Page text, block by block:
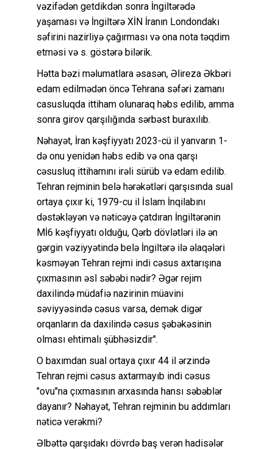
vəzifədən getdikdən sonra İngiltərədə
yaşaması və İngiltərə XİN İranın Londondakı
səfirini nazirliyə çağırması və ona nota təqdim
etməsi və s. göstərə bilərik.
Hətta bəzi məlumatlara əsasən, Əlireza Əkbəri
edam edilmədən öncə Tehrana səfəri zamanı
casusluqda ittiham olunaraq həbs edilib, amma
sonra girov qarşılığında sərbəst buraxılıb.
Nəhayət, İran kəşfiyyatı 2023-cü il yanvarın 1-
də onu yenidən həbs edib və ona qarşı
cəsusluq ittihamını irəli sürüb və edam edilib.
Tehran rejminin belə hərəkətləri qarşısında sual
ortaya çıxır ki, 1979-cu il İslam İnqilabını
dəstəkləyən və nəticəyə çatdıran İngiltərənin
Mİ6 kəşfiyyatı olduğu, Qərb dövlətləri ilə ən
gərgin vəziyyətində belə İngiltərə ilə əlaqələri
kəsməyən Tehran rejmi indi cəsus axtarışına
çıxmasının əsl səbəbi nədir? Əgər rejim
daxilində müdafiə nazirinin müavini
səviyyəsində cəsus varsa, demək digər
orqanların da daxilində cəsus şəbəkəsinin
olması ehtimalı şübhəsizdir".
O baxımdan sual ortaya çıxır 44 il ərzində
Tehran rejmi cəsus axtarmayıb indi cəsus
"ovu"na çıxmasının arxasında hansı səbəblər
dayanır? Nəhayət, Tehran rejminin bu addımları
nəticə verəkmi?
Əlbəttə qarşıdakı dövrdə baş verən hadisələr